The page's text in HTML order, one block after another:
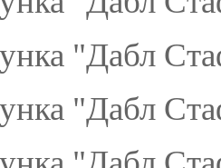
"Дабл
"Дабл